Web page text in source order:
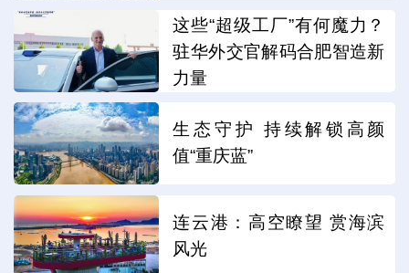
这些“超级工厂”有何魔力？
驻华外交官解码合肥智造新
力量
生态守护 持续解锁高颜
值“重庆蓝”
连云港：高空瞭望 赏海滨
风光